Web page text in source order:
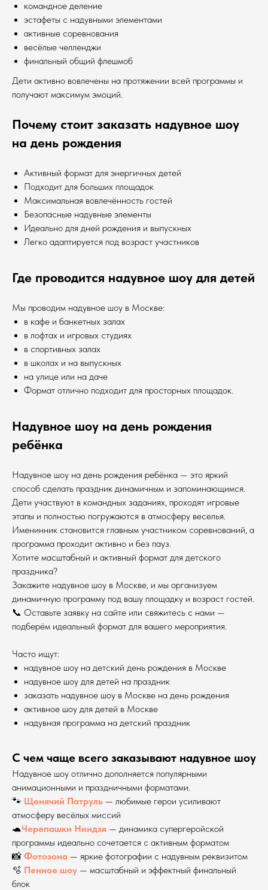
командное деление
эстафеты с надувными элементами
активные соревнования
весёлые челленджи
финальный общий флешмоб
Дети активно вовлечены на протяжении всей программы и
получают максимум эмоций.
Почему стоит заказать надувное шоу
на день рождения
Активный формат для энергичных детей
Подходит для больших площадок
Максимальная вовлечённость гостей
Безопасные надувные элементы
Идеально для дней рождения и выпускных
Легко адаптируется под возраст участников
Где проводится надувное шоу для детей
Мы проводим надувное шоу в Москве:
в кафе и банкетных залах
в лофтах и игровых студиях
в спортивных залах
в школах и на выпускных
на улице или на даче
Формат отлично подходит для просторных площадок.
Надувное шоу на день рождения
ребёнка
Надувное шоу на день рождения ребёнка — это яркий
способ сделать праздник динамичным и запоминающимся.
Дети участвуют в командных заданиях, проходят игровые
этапы и полностью погружаются в атмосферу веселья.
Именинник становится главным участником соревнований, а
программа проходит активно и без пауз.
Хотите масштабный и активный формат для детского
праздника?
Закажите надувное шоу в Москве, и мы организуем
динамичную программу под вашу площадку и возраст гостей.
📞 Оставьте заявку на сайте или свяжитесь с нами —
подберём идеальный формат для вашего мероприятия.
Часто ищут:
надувное шоу на детский день рождения в Москве
надувное шоу для детей на праздник
заказать надувное шоу в Москве на день рождения
активное шоу для детей в Москве
надувная программа на детский праздник
С чем чаще всего заказывают надувное шоу
Надувное шоу отлично дополняется популярными
анимационными и праздничными форматами.
🐾 Щенячий Патруль — любимые герои усиливают
атмосферу весёлых миссий
🐢Черепашки Ниндзя — динамика супергеройской
программы идеально сочетается с активным форматом
📸 Фотозона — яркие фотографии с надувным реквизитом
🫧 Пенное шоу — масштабный и эффектный финальный
блок